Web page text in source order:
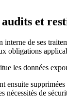
et
interne de ses
obligations
les données
ensuite
nécessités de